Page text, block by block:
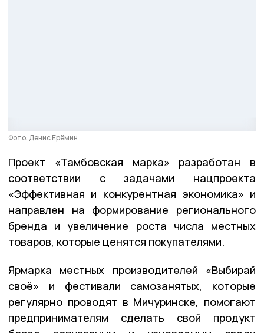
Фото: Денис Ерёмин
Проект «Тамбовская марка» разработан в
соответствии с задачами нацпроекта
«Эффективная и конкурентная экономика» и
направлен на формирование регионального
бренда и увеличение роста числа местных
товаров, которые ценятся покупателями.
Ярмарка местных производителей «Выбирай
своё» и фестивали самозанятых, которые
регулярно проводят в Мичуринске, помогают
предпринимателям сделать свой продукт